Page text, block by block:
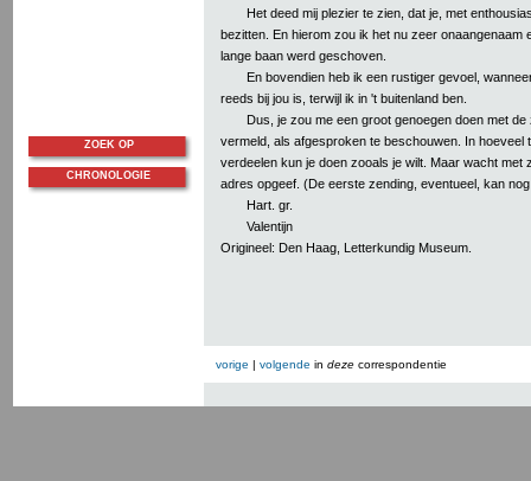
Het deed mij plezier te zien, dat je, met
bezitten. En hierom zou ik het nu zeer onaangenaam
lange baan werd geschoven.
En bovendien heb ik een rustiger gevoel,
reeds bij jou is, terwijl ik in 't buitenland ben.
Dus, je zou me een groot genoegen doen met
vermeld, als afgesproken te beschouwen. In hoeveel
verdeelen kun je doen zooals je wilt. Maar wacht met
adres opgeef. (De eerste zending, eventueel, kan
Hart. gr.
Valentijn
Origineel: Den Haag, Letterkundig Museum.
vorige | volgende in deze correspondentie
ZOEK OP
CHRONOLOGIE